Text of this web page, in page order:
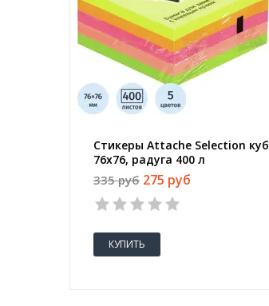
Стикеры Attache Selection куб
76х76, радуга 400 л
335 руб 275 руб
КУПИТЬ